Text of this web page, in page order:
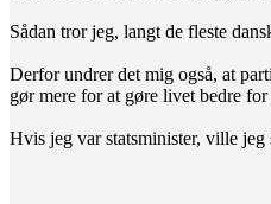
Sådan tror jeg, langt de fleste
Derfor undrer det mig også, at
gør mere for at gøre livet bedre
Hvis jeg var statsminister, ville jeg